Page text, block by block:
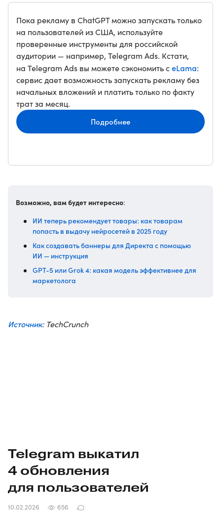
Пока рекламу в ChatGPT можно запускать только
на пользователей из США, используйте
проверенные инструменты для российской
аудитории — например, Telegram Ads. Кстати,
на Telegram Ads вы можете сэкономить сeLama:
сервис дает возможность запускать рекламу без
начальных вложений и платить только по факту
трат за месяц.
Подробнее
Возможно, вам будет интересно:
ИИ теперь рекомендует товары: как товарам
попасть в выдачу нейросетей в 2025 году
Как создавать баннеры для Директа с помощью
ИИ — инструкция
GPT-5 или Grok 4: какая модель эффективнее для
маркетолога
Источник: TechCrunch
Telegram выкатил
4 обновления
для пользователей
10.02.2026 656